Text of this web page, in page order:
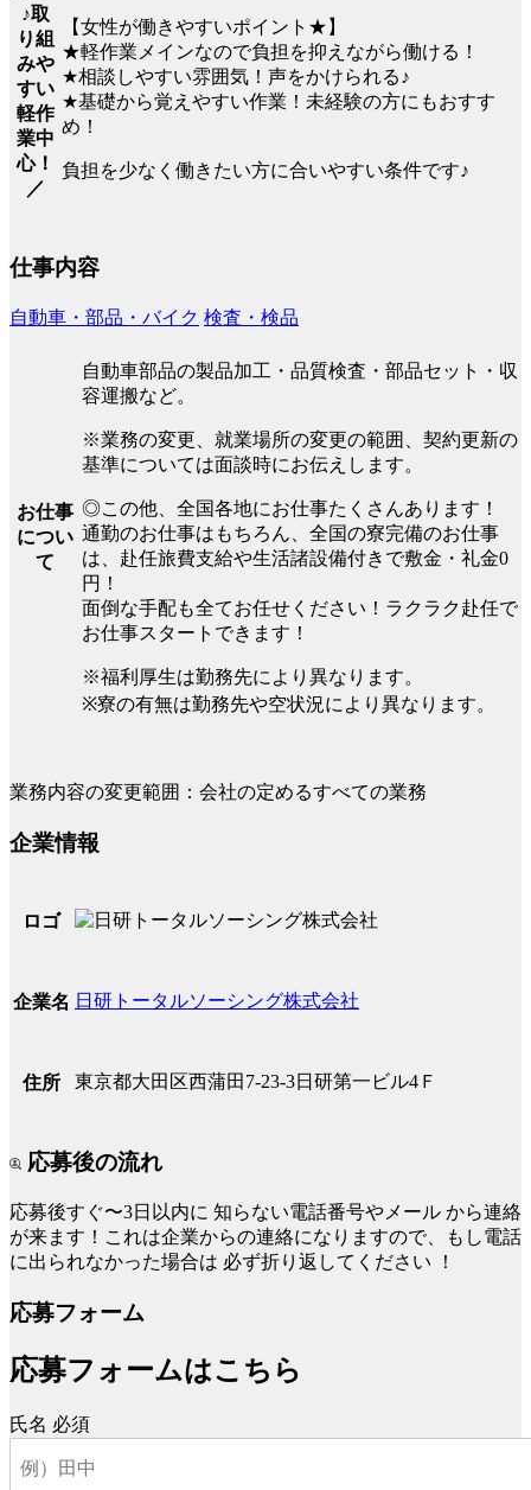
♪取
り組
みや
すい
軽作
業中
心！
／
【女性が働きやすいポイント★】
★軽作業メインなので負担を抑えながら働ける！
★相談しやすい雰囲気！声をかけられる♪
★基礎から覚えやすい作業！未経験の方にもおすす
め！
負担を少なく働きたい方に合いやすい条件です♪
仕事内容
自動車・部品・バイク 検査・検品
お仕事
につい
て
自動車部品の製品加工・品質検査・部品セット・収
容運搬など。
※業務の変更、就業場所の変更の範囲、契約更新の
基準については面談時にお伝えします。
◎この他、全国各地にお仕事たくさんあります！
通勤のお仕事はもちろん、全国の寮完備のお仕事
は、赴任旅費支給や生活諸設備付きで敷金・礼金0
円！
面倒な手配も全てお任せください！ラクラク赴任で
お仕事スタートできます！
※福利厚生は勤務先により異なります。
※寮の有無は勤務先や空状況により異なります。
業務内容の変更範囲：会社の定めるすべての業務
企業情報
ロゴ
企業名 日研トータルソーシング株式会社
住所 東京都大田区西蒲田7-23-3日研第一ビル4Ｆ
応募後の流れ
応募後すぐ〜3日以内に 知らない電話番号やメール から連絡
が来ます！これは企業からの連絡になりますので、もし電話
に出られなかった場合は 必ず折り返してください ！
応募フォーム
応募フォームはこちら
氏名 必須